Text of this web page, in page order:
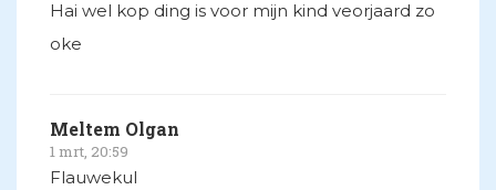
Hai wel kop ding is voor mijn kind veorjaard zo
oke
Meltem Olgan
1 mrt, 20:59
Flauwekul